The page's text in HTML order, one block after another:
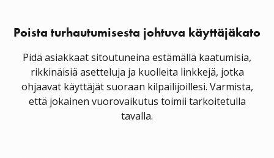
Poista turhautumisesta johtuva käyttäjäkato
Pidä asiakkaat sitoutuneina estämällä kaatumisia,
rikkinäisiä asetteluja ja kuolleita linkkejä, jotka
ohjaavat käyttäjät suoraan kilpailijoillesi. Varmista,
että jokainen vuorovaikutus toimii tarkoitetulla
tavalla.